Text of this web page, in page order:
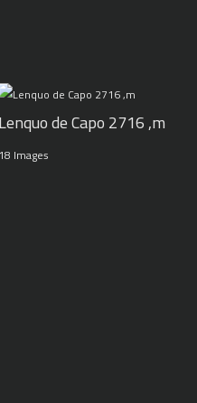
Lenquo de Capo 2716 ,m
18 Images